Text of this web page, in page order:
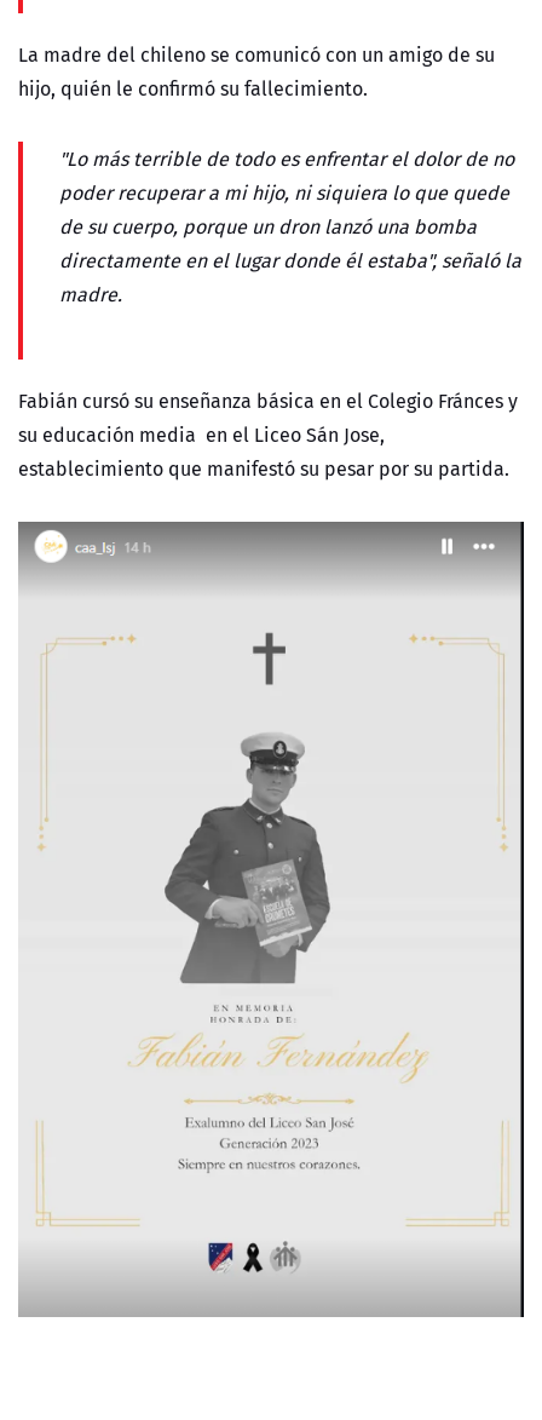
La madre del chileno se comunicó con un amigo de su
hijo, quién le confirmó su fallecimiento.
"Lo más terrible de todo es enfrentar el dolor de no
poder recuperar a mi hijo, ni siquiera lo que quede
de su cuerpo, porque un dron lanzó una bomba
directamente en el lugar donde él estaba", señaló la
madre.
Fabián cursó su enseñanza básica en el Colegio Fránces y
su educación media en el Liceo Sán Jose,
establecimiento que manifestó su pesar por su partida.